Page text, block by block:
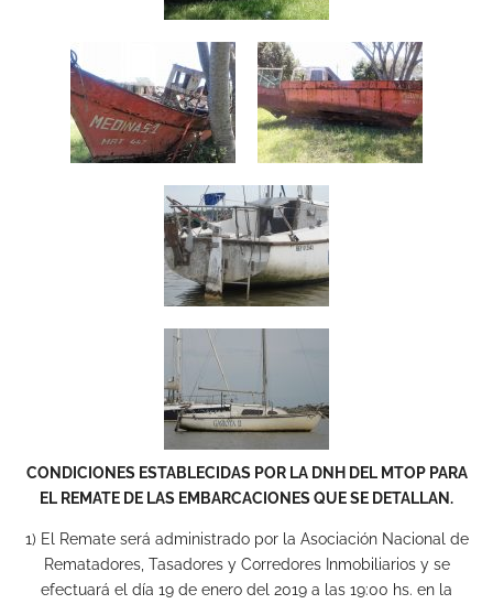
CONDICIONES ESTABLECIDAS POR LA DNH DEL MTOP PARA
EL REMATE DE LAS EMBARCACIONES QUE SE DETALLAN.
1) El Remate será administrado por la Asociación Nacional de
Rematadores, Tasadores y Corredores Inmobiliarios y se
efectuará el día 19 de enero del 2019 a las 19:00 hs. en la